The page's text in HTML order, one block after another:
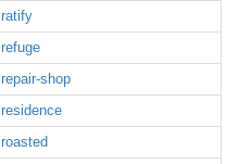
ratify
refuge
repair-shop
residence
roasted